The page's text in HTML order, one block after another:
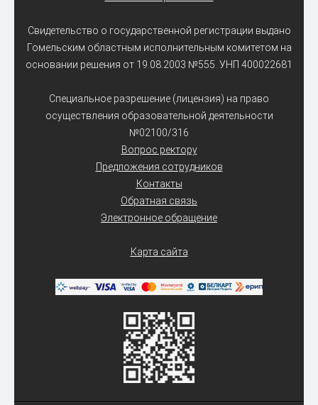
Свидетельство о государственной регистрации выдано
Гомельским областным исполнительным комитетом на
основании решения от 19.08.2003 №555. УНП 400022681
Специальное разрешение (лицензия) на право
осуществления образовательной деятельности
№02100/316
Вопрос ректору
Предложения сотрудников
Контакты
Обратная связь
Электронное обращение
Карта сайта